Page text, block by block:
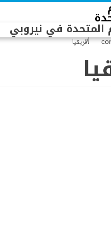
Skip
المتحدة في نيروبي
أفريقيا